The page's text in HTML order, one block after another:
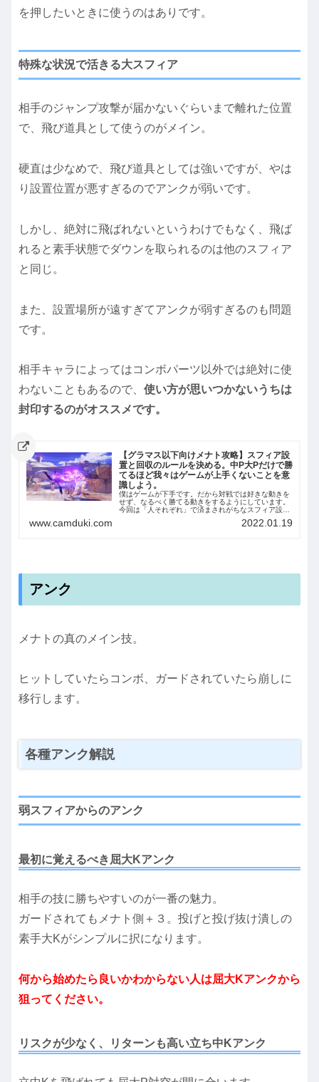
を押したいときに使うのはありです。
特殊な状況で活きる大スフィア
相手のジャンプ攻撃が届かないぐらいまで離れた位置
で、飛び道具として使うのがメイン。
硬直は少なめで、飛び道具としては強いですが、やは
り設置位置が悪すぎるのでアンクが弱いです。
しかし、絶対に飛ばれないというわけでもなく、飛ば
れると素手状態でダウンを取られるのは他のスフィア
と同じ。
また、設置場所が遠すぎてアンクが弱すぎるのも問題
です。
相手キャラによってはコンボパーツ以外では絶対に使
わないこともあるので、 使い方が思いつかないうちは
封印するのがオススメです。
【グラマス以下向けメナト攻略】スフィア設
置と回収のルールを決める。中P大Pだけで勝
てるほど我々はゲームが上手くないことを意
識しよう。
僕はゲームが下手です。だから対戦では好きな動きを
せず、なるべく勝てる動きをするようにしています。
今回は「人それぞれ」で済まされがちなスフィア設
www.camduki.com 2022.01.19
アンク
メナトの真のメイン技。
ヒットしていたらコンボ、ガードされていたら崩しに
移行します。
各種アンク解説
弱スフィアからのアンク
最初に覚えるべき屈大Kアンク
相手の技に勝ちやすいのが一番の魅力。
ガードされてもメナト側＋３。投げと投げ抜け潰しの
素手大Kがシンプルに択になります。
何から始めたら良いかわからない人は屈大Kアンクから
狙ってください。
リスクが少なく、リターンも高い立ち中Kアンク